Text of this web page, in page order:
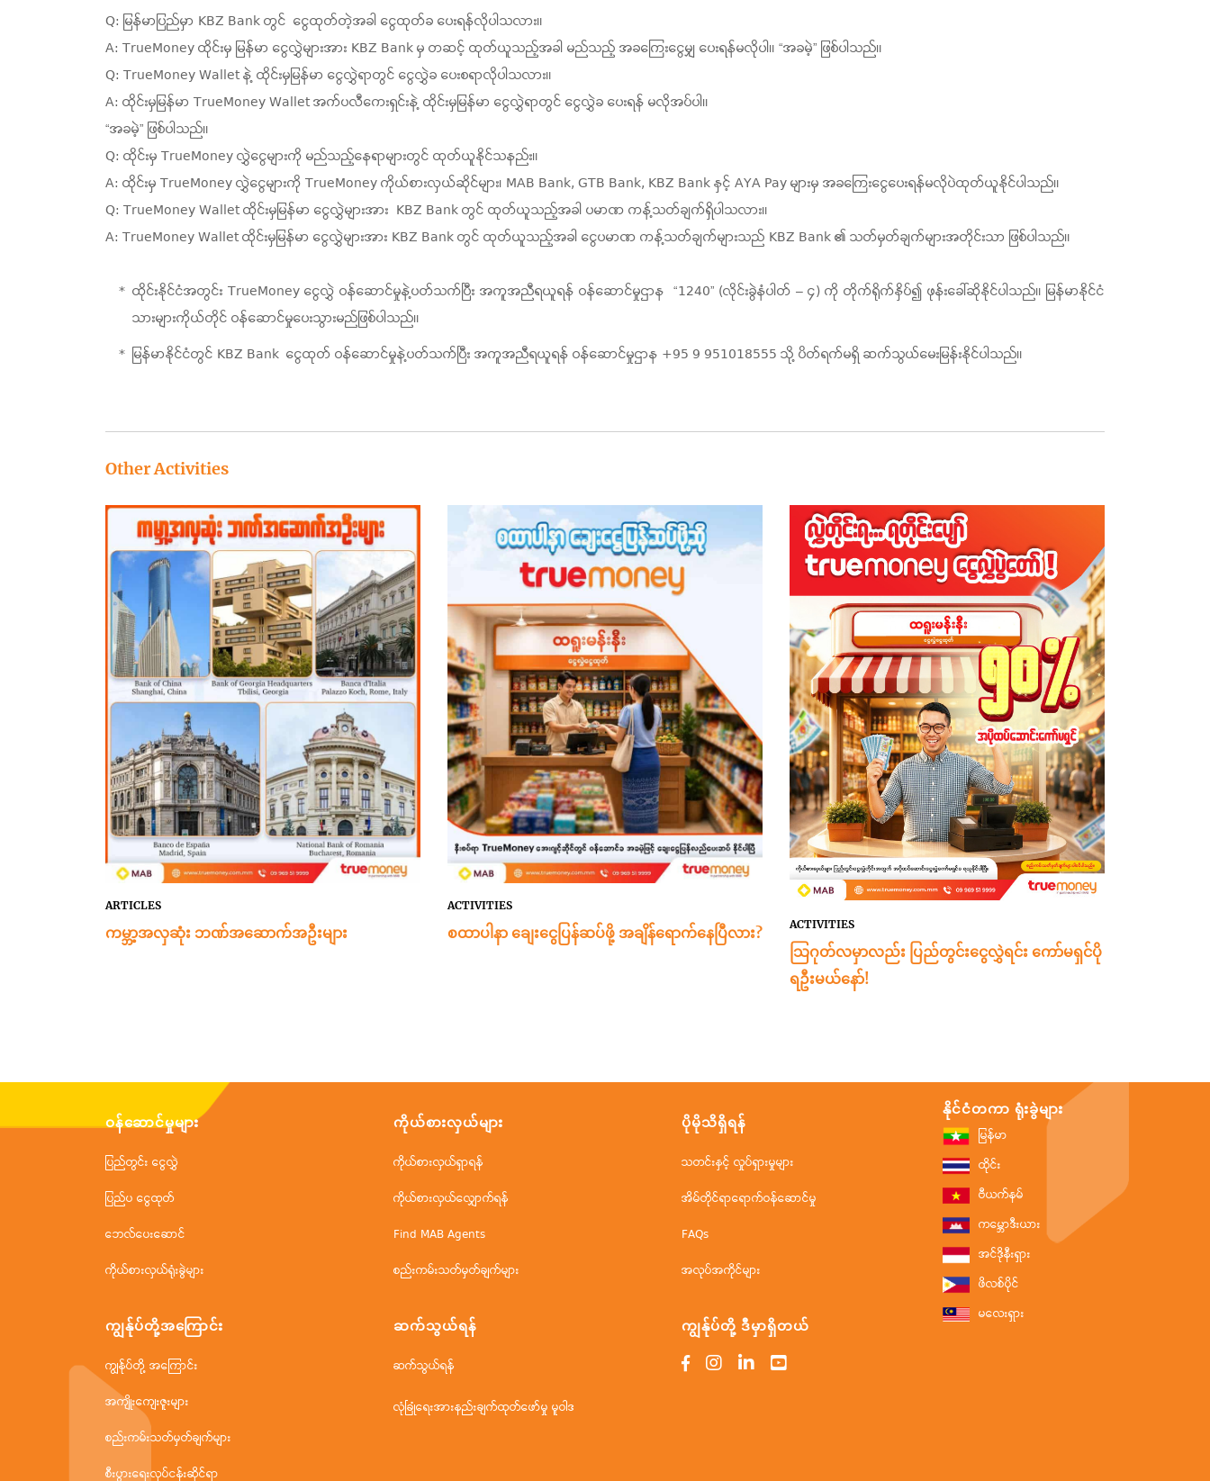
Q: မြန်မာပြည်မှာ KBZ Bank တွင် ငွေထုတ်တဲ့အခါ ငွေထုတ်ခ ပေးရန်လိုပါသလား။
A: TrueMoney ထိုင်းမှ မြန်မာ ငွေလွှဲများအား KBZ Bank မှ တဆင့် ထုတ်ယူသည့်အခါ မည်သည့် အခကြေးငွေမျှ ပေးရန်မလိုပါ။ “အခမဲ့” ဖြစ်ပါသည်။
Q: TrueMoney Wallet နဲ့ ထိုင်းမှမြန်မာ ငွေလွှဲရာတွင် ငွေလွှဲခ ပေးစရာလိုပါသလား။
A: ထိုင်းမှမြန်မာ TrueMoney Wallet အက်ပလီကေးရှင်းနဲ့ ထိုင်းမှမြန်မာ ငွေလွှဲရာတွင် ငွေလွှဲခ ပေးရန် မလိုအပ်ပါ။
“အခမဲ့” ဖြစ်ပါသည်။
Q: ထိုင်းမှ TrueMoney လွှဲငွေများကို မည်သည့်နေရာများတွင် ထုတ်ယူနိုင်သနည်း။
A: ထိုင်းမှ TrueMoney လွှဲငွေများကို TrueMoney ကိုယ်စားလှယ်ဆိုင်များ၊ MAB Bank, GTB Bank, KBZ Bank နှင့် AYA Pay များမှ အခကြေးငွေပေးရန်မလိုပဲထုတ်ယူနိုင်ပါသည်။
Q: TrueMoney Wallet ထိုင်းမှမြန်မာ ငွေလွှဲများအား KBZ Bank တွင် ထုတ်ယူသည့်အခါ ပမာဏ ကန့်သတ်ချက်ရှိပါသလား။
A: TrueMoney Wallet ထိုင်းမှမြန်မာ ငွေလွှဲများအား KBZ Bank တွင် ထုတ်ယူသည့်အခါ ငွေပမာဏ ကန့်သတ်ချက်များသည် KBZ Bank ၏ သတ်မှတ်ချက်များအတိုင်းသာ ဖြစ်ပါသည်။
ထိုင်းနိုင်ငံအတွင်း TrueMoney ငွေလွှဲ ဝန်ဆောင်မှုနဲ့ပတ်သက်ပြီး အကူအညီရယူရန် ဝန်ဆောင်မှုဌာန “1240” (လိုင်းခွဲနံပါတ် – ၄) ကို တိုက်ရိုက်နှိပ်၍ ဖုန်းခေါ်ဆိုနိုင်ပါသည်။ မြန်မာနိုင်ငံ
သားများကိုယ်တိုင် ဝန်ဆောင်မှုပေးသွားမည်ဖြစ်ပါသည်။
မြန်မာနိုင်ငံတွင် KBZ Bank ငွေထုတ် ဝန်ဆောင်မှုနဲ့ပတ်သက်ပြီး အကူအညီရယူရန် ဝန်ဆောင်မှုဌာန +95 9 951018555 သို့ ပိတ်ရက်မရှိ ဆက်သွယ်မေးမြန်းနိုင်ပါသည်။
Other Activities
ARTICLES
ကမ္ဘာ့အလှဆုံး ဘဏ်အဆောက်အဦးများ
ACTIVITIES
စထာပါနာ ချေးငွေပြန်ဆပ်ဖို့ အချိန်ရောက်နေပြီလား? ACTIVITIES
သြဂုတ်လမှာလည်း ပြည်တွင်းငွေလွှဲရင်း ကော်မရှင်ပို
ရဦးမယ်နော်!
ဝန်ဆောင်မှုများ
ပြည်တွင်း ငွေလွှဲ
ပြည်ပ ငွေထုတ်
ဘေလ်ပေးဆောင်
ကိုယ်စားလှယ်ရုံးခွဲများ
ကိုယ်စားလှယ်များ
ကိုယ်စားလှယ်ရှာရန်
ကိုယ်စားလှယ်လျှောက်ရန်
Find MAB Agents
စည်းကမ်းသတ်မှတ်ချက်များ
ပိုမိုသိရှိရန်
သတင်းနှင့် လှုပ်ရှားမှုများ
အိမ်တိုင်ရာရောက်ဝန်ဆောင်မှု
FAQs
အလုပ်အကိုင်များ
ကျွန်ုပ်တို့အ‌ကြောင်း
ကျွန်ုပ်တို့ အကြောင်း
အကျိုးကျေးဇူးများ
စည်းကမ်းသတ်မှတ်ချက်များ
စီးပွားရေးလုပ်ငန်းဆိုင်ရာ
ဆက်သွယ်ရန်
ဆက်သွယ်ရန်
လုံခြုံရေးအားနည်းချက်ထုတ်ဖော်မှု မူဝါဒ
ကျွန်ုပ်တို့ ဒီမှာရှိတယ်
နိုင်ငံတကာ ရုံးခွဲများ
မြန်မာ
ထိုင်း
ဗီယက်နမ်
ကမ္ဘောဒီးယား
အင်ဒိုနီးရှား
ဖိလစ်ပိုင်
မလေးရှား